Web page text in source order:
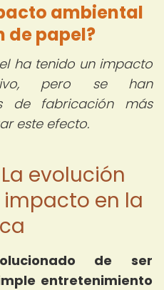
ambiental
de papel?
ha tenido un impacto
pero se han
de fabricación más
este efecto.
evolución
en la
de ser
entretenimiento